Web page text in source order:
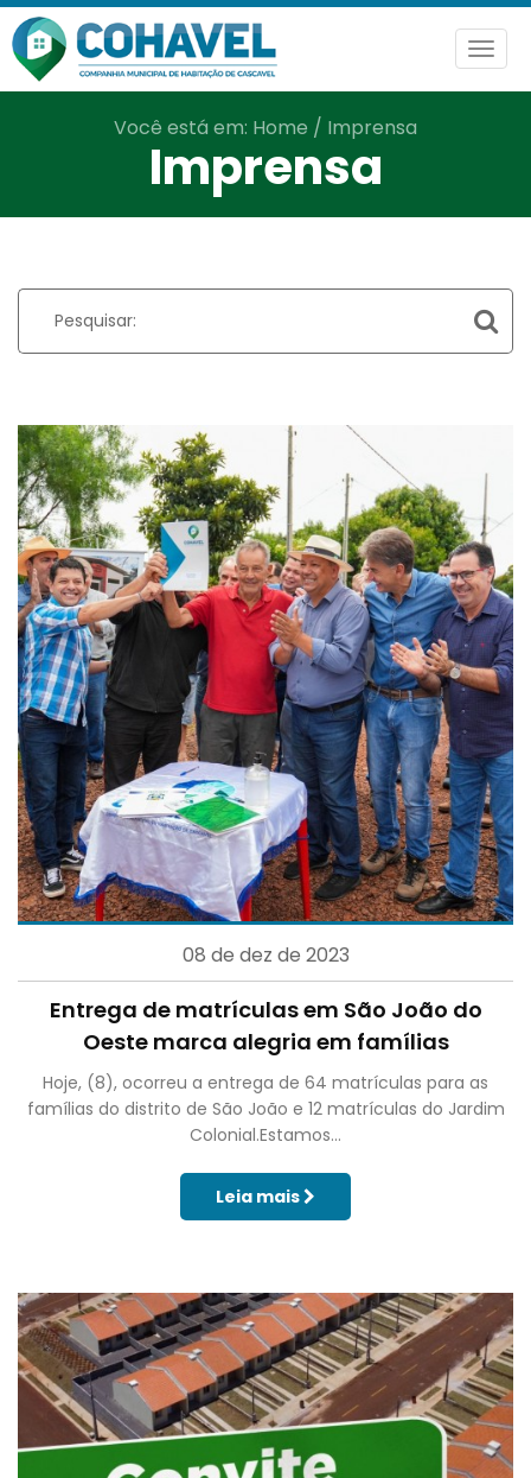
Você está em: Home / Imprensa
Imprensa
08 de dez de 2023
Entrega de matrículas em São João do
Oeste marca alegria em famílias
Hoje, (8), ocorreu a entrega de 64 matrículas para as
famílias do distrito de São João e 12 matrículas do Jardim
Colonial.Estamos...
Leia mais